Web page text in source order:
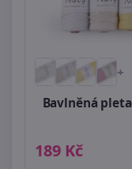
+
Bavlněná
189 Kč